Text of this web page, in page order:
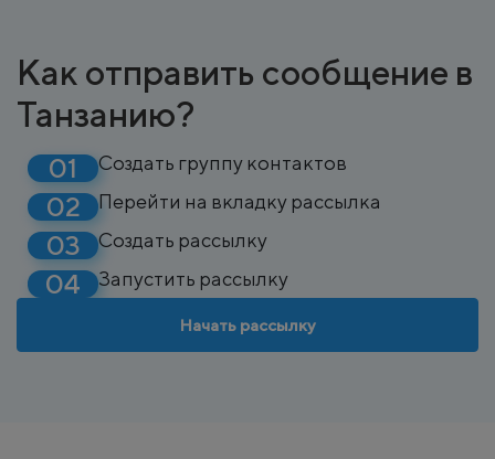
Как отправить сообщение в
Танзанию?
Создать группу контактов
Перейти на вкладку рассылка
Создать рассылку
Запустить рассылку
Начать рассылку